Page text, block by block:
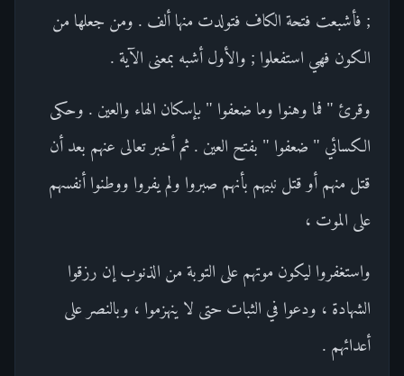
; فأشبعت فتحة الكاف فتولدت منها ألف . ومن جعلها من
الكون فهي استفعلوا ; والأول أشبه بمعنى الآية .
وقرئ " فما وهنوا وما ضعفوا " بإسكان الهاء والعين . وحكى
الكسائي " ضعفوا " بفتح العين . ثم أخبر تعالى عنهم بعد أن
قتل منهم أو قتل نبيهم بأنهم صبروا ولم يفروا ووطنوا أنفسهم
على الموت ،
واستغفروا ليكون موتهم على التوبة من الذنوب إن رزقوا
الشهادة ، ودعوا في الثبات حتى لا ينهزموا ، وبالنصر على
أعدائهم .